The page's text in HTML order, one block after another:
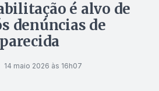
é alvo de
denúncias de
14 maio 2026 às 16h07